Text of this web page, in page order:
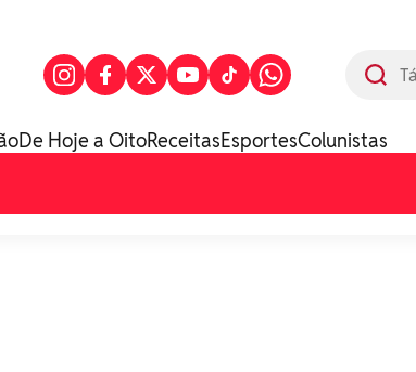
De Hoje a OitoReceitasEsportesColunistas